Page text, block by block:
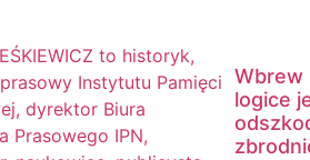
Wbrew
logice